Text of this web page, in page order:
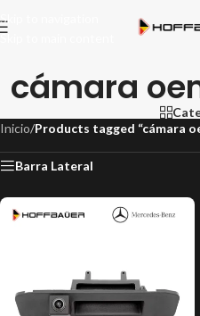
Skip to navigation
Skip to main content
cámara
Inicio/Products tagged “cámara
Barra Lateral